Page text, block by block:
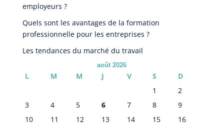
employeurs ?
Quels sont les avantages de la formation
professionnelle pour les entreprises ?
Les tendances du marché du travail
août 2026
L M M J V S
D
1
2
3
4 5 6 7 8
9
10
11 12 13 14 15
16